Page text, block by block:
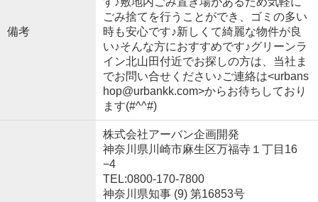
備考
ごみ捨てを行うことができ、ゴミの多い
時も安心です♪新しくて綺麗な物件が良
い♪そんな方におすすめです♪グリーンラ
イン北山田付近でお探しの方は、当社ま
でお問い合せください♪ご連絡は<urbans
hop@urbankk.com>からお待ちしており
ます(#^^#)
株式会社アーバン企画開発
神奈川県川崎市麻生区万福寺１丁目16
−4
TEL:0800-170-7800
神奈川県知事 (9) 第16853号